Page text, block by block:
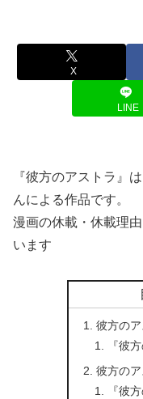
X
LINE
『彼方のアストラ』
んによる作品です。
漫画の休載・休載理
います
彼方の
『彼
彼方の
『彼